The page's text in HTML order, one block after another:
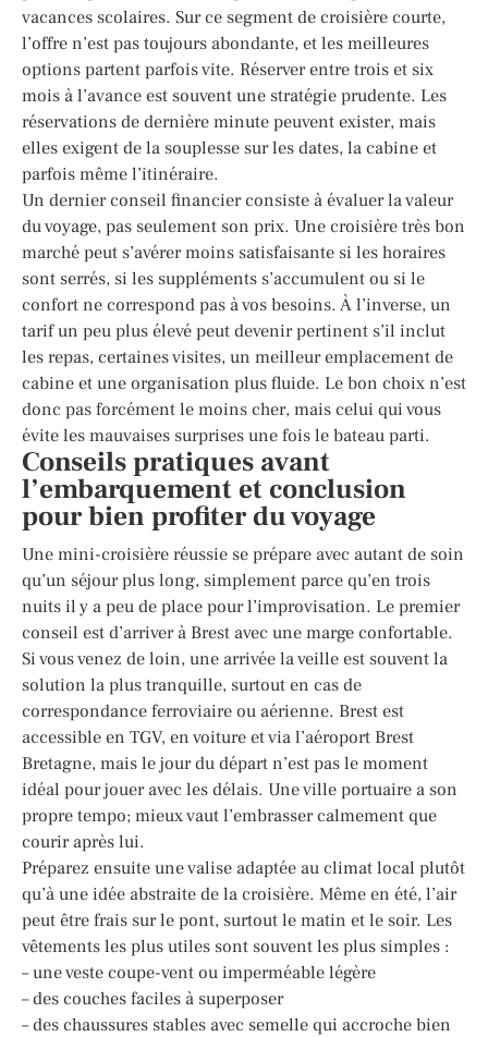
vacances scolaires. Sur ce segment de croisière courte,
l’offre n’est pas toujours abondante, et les meilleures
options partent parfois vite. Réserver entre trois et six
mois à l’avance est souvent une stratégie prudente. Les
réservations de dernière minute peuvent exister, mais
elles exigent de la souplesse sur les dates, la cabine et
parfois même l’itinéraire.
Un dernier conseil financier consiste à évaluer la valeur
du voyage, pas seulement son prix. Une croisière très bon
marché peut s’avérer moins satisfaisante si les horaires
sont serrés, si les suppléments s’accumulent ou si le
confort ne correspond pas à vos besoins. À l’inverse, un
tarif un peu plus élevé peut devenir pertinent s’il inclut
les repas, certaines visites, un meilleur emplacement de
cabine et une organisation plus fluide. Le bon choix n’est
donc pas forcément le moins cher, mais celui qui vous
évite les mauvaises surprises une fois le bateau parti.
Conseils pratiques avant
l’embarquement et conclusion
pour bien profiter du voyage
Une mini-croisière réussie se prépare avec autant de soin
qu’un séjour plus long, simplement parce qu’en trois
nuits il y a peu de place pour l’improvisation. Le premier
conseil est d’arriver à Brest avec une marge confortable.
Si vous venez de loin, une arrivée la veille est souvent la
solution la plus tranquille, surtout en cas de
correspondance ferroviaire ou aérienne. Brest est
accessible en TGV, en voiture et via l’aéroport Brest
Bretagne, mais le jour du départ n’est pas le moment
idéal pour jouer avec les délais. Une ville portuaire a son
propre tempo; mieux vaut l’embrasser calmement que
courir après lui.
Préparez ensuite une valise adaptée au climat local plutôt
qu’à une idée abstraite de la croisière. Même en été, l’air
peut être frais sur le pont, surtout le matin et le soir. Les
vêtements les plus utiles sont souvent les plus simples :
– une veste coupe-vent ou imperméable légère
– des couches faciles à superposer
– des chaussures stables avec semelle qui accroche bien